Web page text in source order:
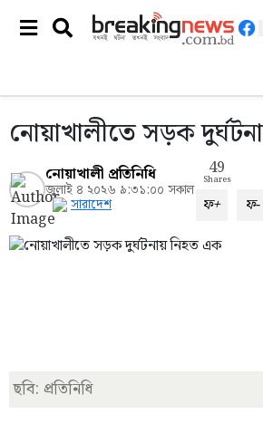
নোয়াখালীতে সড়ক
নোয়াখালী প্রতিনিধি
জুলাই ৪ ২০২৬ ৯:৩১:০০ সকাল
সারাদেশ
49
Shares
ফ+ ফ-
ছবি: প্রতিনিধি